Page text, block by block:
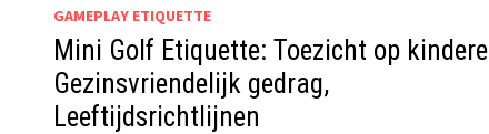
GAMEPLAY ETIQUETTE
Mini Golf Etiquette: Toezicht op
Gezinsvriendelijk gedrag,
Leeftijdsrichtlijnen